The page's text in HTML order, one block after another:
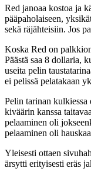
Red janoaa kostoa ja
pääpaholaiseen,
sekä räjähteisiin. Jos
Koska Red on
Päästä saa 8 dollaria,
useita pelin
ei pelissä pelatakaan
Pelin tarinan
kiväärin kanssa
pelaaminen oli
pelaaminen oli
Yleisesti ottaen
ärsytti erityisesti eräs